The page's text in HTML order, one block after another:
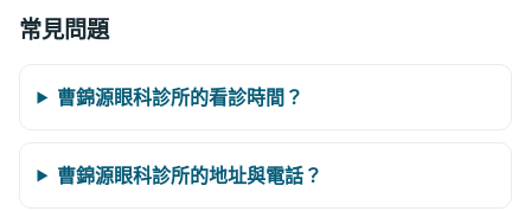
常見問題
曹錦源眼科診所的看診時間？
曹錦源眼科診所的地址與電話？